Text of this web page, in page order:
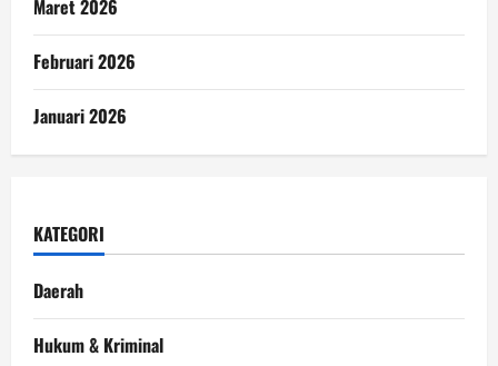
Maret 2026
Februari 2026
Januari 2026
KATEGORI
Daerah
Hukum & Kriminal